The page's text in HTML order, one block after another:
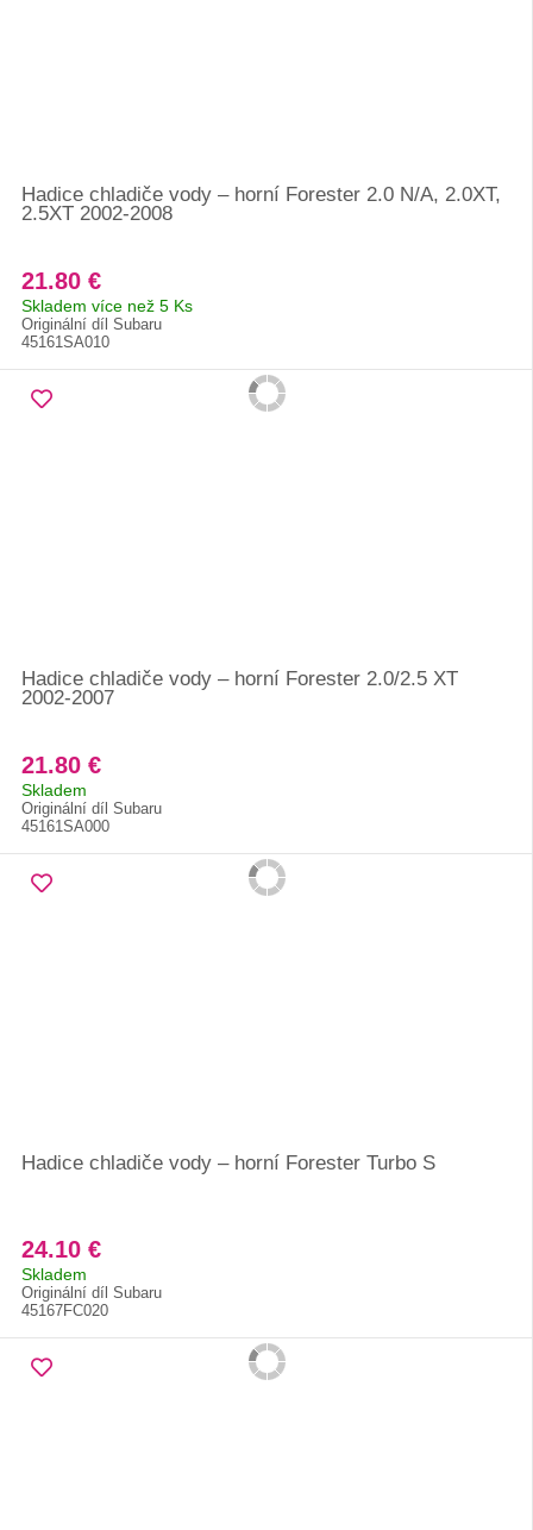
Hadice chladiče vody – horní Forester 2.0 N/A, 2.0XT,
2.5XT 2002-2008
21.80 €
Skladem více než 5 Ks
Originální díl Subaru
45161SA010
Hadice chladiče vody – horní Forester 2.0/2.5 XT
2002-2007
21.80 €
Skladem
Originální díl Subaru
45161SA000
Hadice chladiče vody – horní Forester Turbo S
24.10 €
Skladem
Originální díl Subaru
45167FC020